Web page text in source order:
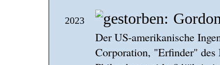
2023
Der US-amerikanische
Corporation, "Erfinder" des